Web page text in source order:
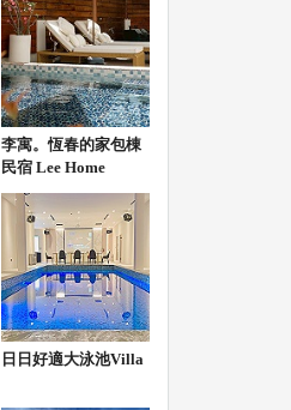
李寓。恆春的家包棟
民宿 Lee Home
日日好適大泳池Villa